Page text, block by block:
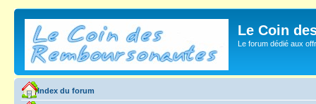
Le Coin
Le forum dédié aux
Index du forum